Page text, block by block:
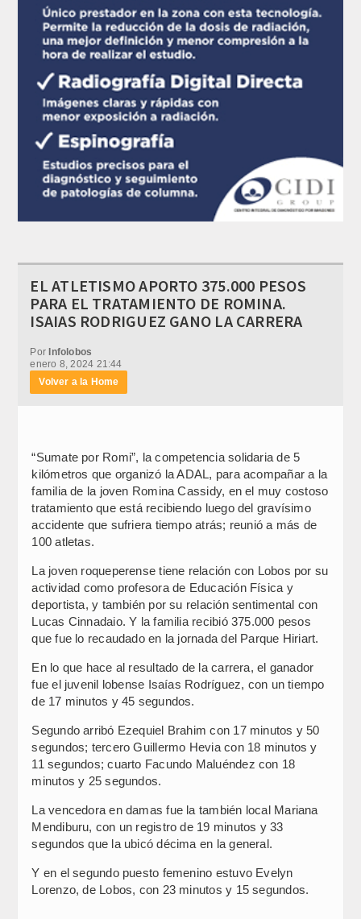
EL ATLETISMO APORTO 375.000 PESOS
PARA EL TRATAMIENTO DE ROMINA.
ISAIAS RODRIGUEZ GANO LA CARRERA
PorInfolobos
enero 8, 2024 21:44
Volver a la Home
“Sumate por Romi”, la competencia solidaria de 5
kilómetros que organizó la ADAL, para acompañar a la
familia de la joven Romina Cassidy, en el muy costoso
tratamiento que está recibiendo luego del gravísimo
accidente que sufriera tiempo atrás; reunió a más de
100 atletas.
La joven roqueperense tiene relación con Lobos por su
actividad como profesora de Educación Física y
deportista, y también por su relación sentimental con
Lucas Cinnadaio. Y la familia recibió 375.000 pesos
que fue lo recaudado en la jornada del Parque Hiriart.
En lo que hace al resultado de la carrera, el ganador
fue el juvenil lobense Isaías Rodríguez, con un tiempo
de 17 minutos y 45 segundos.
Segundo arribó Ezequiel Brahim con 17 minutos y 50
segundos; tercero Guillermo Hevia con 18 minutos y
11 segundos; cuarto Facundo Maluéndez con 18
minutos y 25 segundos.
La vencedora en damas fue la también local Mariana
Mendiburu, con un registro de 19 minutos y 33
segundos que la ubicó décima en la general.
Y en el segundo puesto femenino estuvo Evelyn
Lorenzo, de Lobos, con 23 minutos y 15 segundos.